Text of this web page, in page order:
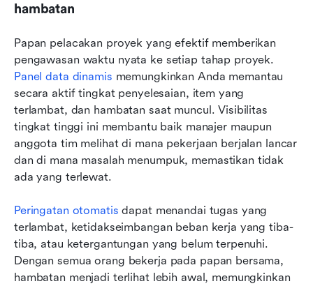
hambatan
Papan pelacakan proyek yang efektif memberikan
Panel data dinamis memungkinkan Anda memantau
secara aktif tingkat penyelesaian, item yang
terlambat, dan hambatan saat muncul. Visibilitas
tingkat tinggi ini membantu baik manajer maupun
anggota tim melihat di mana pekerjaan berjalan lancar
dan di mana masalah menumpuk, memastikan tidak
ada yang terlewat.
Peringatan otomatis dapat menandai tugas yang
terlambat, ketidakseimbangan beban kerja yang tiba-
tiba, atau ketergantungan yang belum terpenuhi.
Dengan semua orang bekerja pada papan bersama,
hambatan menjadi terlihat lebih awal, memungkinkan